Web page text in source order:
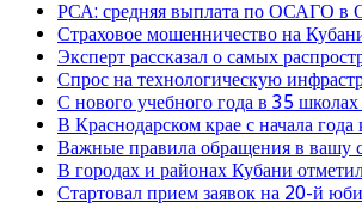
РСА: средняя выплата по ОСАГО в
Страховое мошенничество на
Эксперт рассказал о самых
Спрос на технологическую
С нового учебного года в 35
В Краснодарском крае с начала
Важные правила обращения в вашу
В городах и районах Кубани
Стартовал прием заявок на 20-й